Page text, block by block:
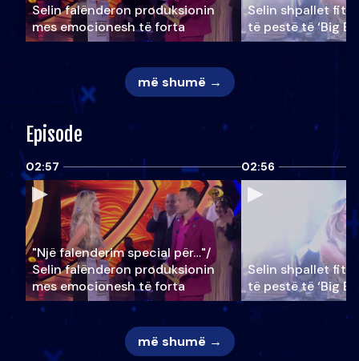
Selin falënderon produksionin
mes emocionesh të forta
Selin shpallet
të pestë të ‘Big
më shumë →
Episode
02:57
"Një falenderim special për…"/
Selin falënderon produksionin
mes emocionesh të forta
02:56
Selin shpallet
të pestë të ‘Big
më shumë →